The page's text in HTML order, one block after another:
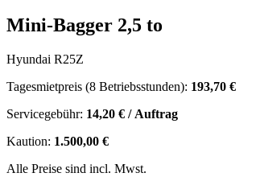
Mini-Bagger 2,5 to
Hyundai R25Z
Tagesmietpreis (8 Betriebsstunden): 193,70 €
Servicegebühr: 14,20 € / Auftrag
Kaution: 1.500,00 €
Alle Preise sind incl. Mwst.